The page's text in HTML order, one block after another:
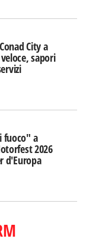
City a
sapori
fuoco" a
2026
d'Europa